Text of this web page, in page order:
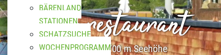
BÄRENLAND
STATIONEN
SCHATZSUCHE
WOCHENPROGRAMM
Bergrestaurant
Genuss auf 1.700 m Seehöhe